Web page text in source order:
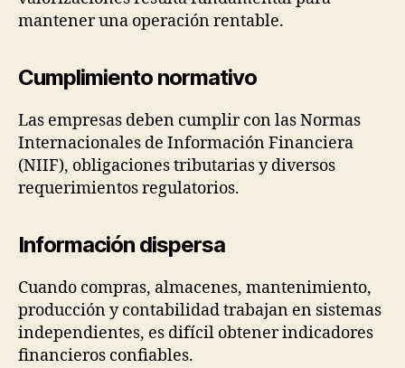
mantener una operación rentable.
Cumplimiento normativo
Las empresas deben cumplir con las Normas
Internacionales de Información Financiera
(NIIF), obligaciones tributarias y diversos
requerimientos regulatorios.
Información dispersa
Cuando compras, almacenes, mantenimiento,
producción y contabilidad trabajan en sistemas
independientes, es difícil obtener indicadores
financieros confiables.